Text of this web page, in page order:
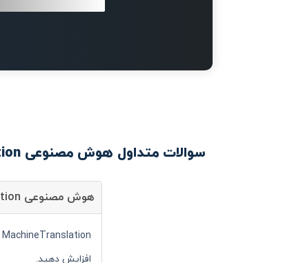
سوالات متداول هوش مصنوعی MachineTranslation
هوش مصنوعی MachineTranslation چیست؟
افزایش دهید.